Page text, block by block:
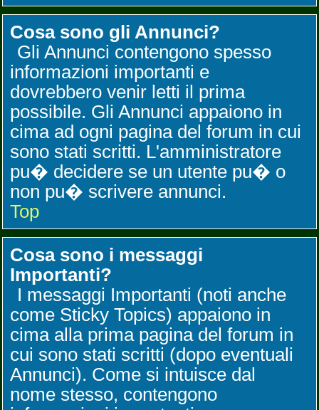
Cosa sono gli Annunci?
Gli Annunci contengono spesso
informazioni importanti e
dovrebbero venir letti il prima
possibile. Gli Annunci appaiono in
cima ad ogni pagina del forum in cui
sono stati scritti. L'amministratore
pu� decidere se un utente pu� o
non pu� scrivere annunci.
Top
Cosa sono i messaggi
Importanti?
I messaggi Importanti (noti anche
come Sticky Topics) appaiono in
cima alla prima pagina del forum in
cui sono stati scritti (dopo eventuali
Annunci). Come si intuisce dal
nome stesso, contengono